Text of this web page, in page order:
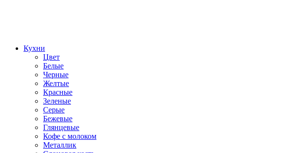
Кухни
Цвет
Белые
Черные
Желтые
Красные
Зеленые
Серые
Бежевые
Глянцевые
Кофе с молоком
Металлик